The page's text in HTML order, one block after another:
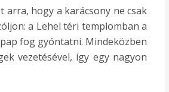
arra, hogy a karácsony ne csak
a Lehel téri templomban a
fog gyóntatni. Mindeközben
vezetésével, így egy nagyon